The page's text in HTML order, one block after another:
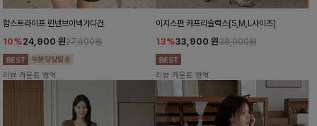
함스트라이프 린넨브이넥가디건
10%24,900 원27,600원
리뷰 카운트 영역
이지스판 카프리슬랙스[S,M,L사이즈]
13%33,900 원38,900원
리뷰 카운트 영역